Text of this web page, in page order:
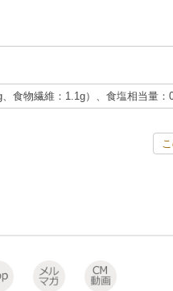
食物繊維：1.1g）、食塩相当量：